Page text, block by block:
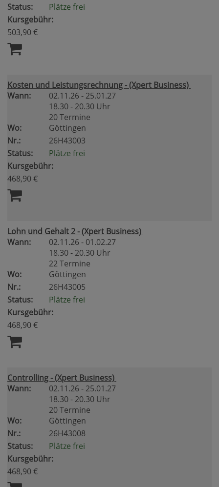
Status:
Plätze frei
Kursgebühr:
503,90 €
Kosten und Leistungsrechnung - (Xpert Business)
Wann:
02.11.26 - 25.01.27
18.30 - 20.30 Uhr
20 Termine
Wo:
Göttingen
Nr.:
26H43003
Status:
Plätze frei
Kursgebühr:
468,90 €
Lohn und Gehalt 2 - (Xpert Business)
Wann:
02.11.26 - 01.02.27
18.30 - 20.30 Uhr
22 Termine
Wo:
Göttingen
Nr.:
26H43005
Status:
Plätze frei
Kursgebühr:
468,90 €
Controlling - (Xpert Business)
Wann:
02.11.26 - 25.01.27
18.30 - 20.30 Uhr
20 Termine
Wo:
Göttingen
Nr.:
26H43008
Status:
Plätze frei
Kursgebühr:
468,90 €